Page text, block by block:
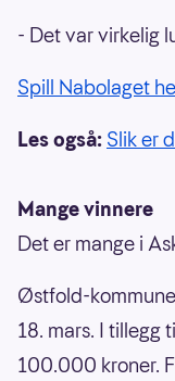
- Det var virkelig
Spill Nabolaget
Les også: Slik er
Mange vinnere
Det er mange i
Østfold-
18. mars. I tillegg
100.000 kroner.